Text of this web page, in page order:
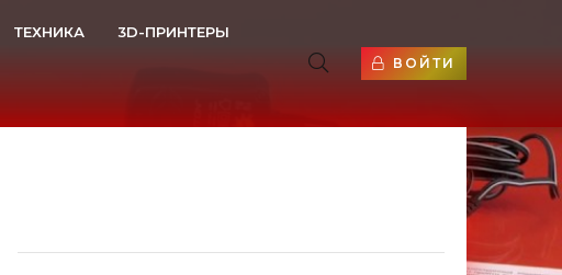
ТЕХНИКА 3D-ПРИНТЕРЫ
ВОЙТИ